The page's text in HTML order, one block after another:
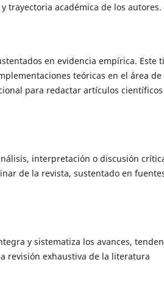
trayectoria académica de los autores.
en evidencia empírica. Este
teóricas en el área de
para redactar artículos científicos
interpretación o discusión
de la revista, sustentado en
y sistematiza los avances,
revisión exhaustiva de la literatura